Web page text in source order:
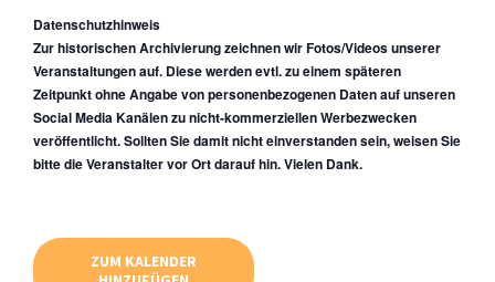
Datenschutzhinweis
Zur historischen Archivierung zeichnen wir Fotos/Videos unserer
Veranstaltungen auf. Diese werden evtl. zu einem späteren
Zeitpunkt ohne Angabe von personenbezogenen Daten auf unseren
Social Media Kanälen zu nicht-kommerziellen Werbezwecken
veröffentlicht. Sollten Sie damit nicht einverstanden sein, weisen Sie
bitte die Veranstalter vor Ort darauf hin. Vielen Dank.
ZUM KALENDER